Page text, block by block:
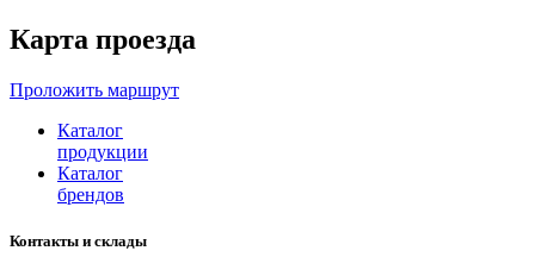
Карта проезда
Проложить маршрут
Каталог
продукции
Каталог
брендов
Контакты и склады